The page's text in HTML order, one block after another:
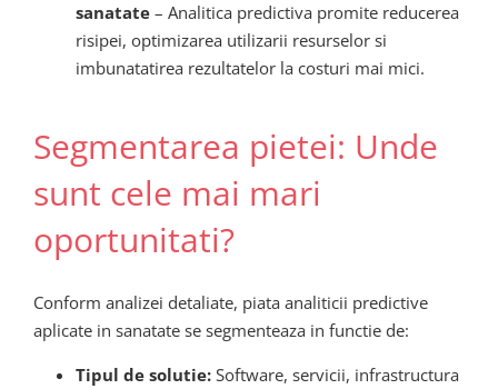
sanatate– Analitica predictiva promite reducerea
risipei, optimizarea utilizarii resurselor si
imbunatatirea rezultatelor la costuri mai mici.
Segmentarea pietei: Unde
sunt cele mai mari
oportunitati?
Conform analizei detaliate, piata analiticii predictive
aplicate in sanatate se segmenteaza in functie de:
Tipul de solutie:Software, servicii, infrastructura